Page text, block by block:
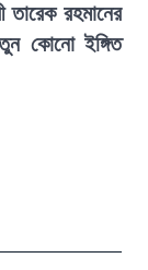
তারেক রহমানের
কোনো ইঙ্গিত